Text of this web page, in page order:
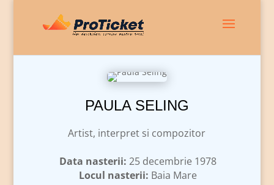
PAULA SELING
Artist, interpret si compozitor
Data nasterii: 25 decembrie 1978
Locul nasterii: Baia Mare